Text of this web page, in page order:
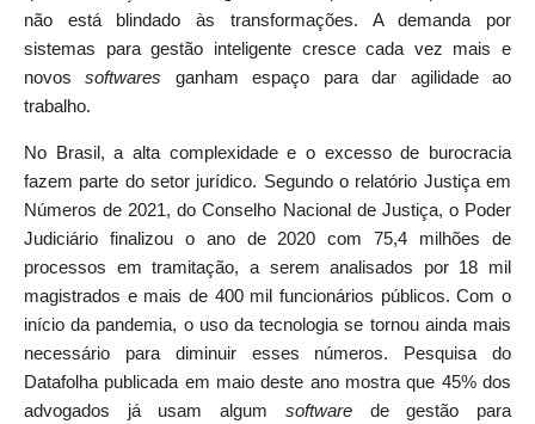
não está blindado às transformações. A demanda por
sistemas para gestão inteligente cresce cada vez mais e
novossoftwares ganham espaço para dar agilidade ao
trabalho.
No Brasil, a alta complexidade e o excesso de burocracia
fazem parte do setor jurídico. Segundo o relatório Justiça em
Números de 2021, do Conselho Nacional de Justiça, o Poder
Judiciário finalizou o ano de 2020 com 75,4 milhões de
processos em tramitação, a serem analisados por 18 mil
magistrados e mais de 400 mil funcionários públicos. Com o
início da pandemia, o uso da tecnologia se tornou ainda mais
necessário para diminuir esses números. Pesquisa do
Datafolha publicada em maio deste ano mostra que 45% dos
advogados já usam algum software de gestão para